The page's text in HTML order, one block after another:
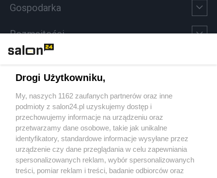
Gospodarka
Rozmaitości
Sport
Społeczeństwo
Kultura
Drogi Użytkowniku,
My, naszych 1162 zaufanych partnerów oraz inne
podmioty z salon24.pl uzyskujemy dostęp i
przechowujemy informacje na urządzeniu oraz
przetwarzamy dane osobowe, takie jak unikalne
identyfikatory, standardowe informacje wysyłane przez
urządzenie czy dane przeglądania w celu zapewniania
spersonalizowanych reklam, wybór spersonalizowanych
treści, pomiar reklam i treści, badanie odbiorców oraz